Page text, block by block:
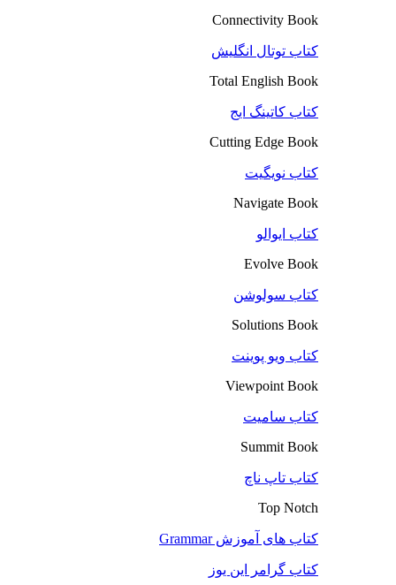
Connectivity Book
کتاب توتال انگلیش
Total English Book
کتاب کاتینگ ایج
Cutting Edge Book
کتاب نویگیت
Navigate Book
کتاب ایوالو
Evolve Book
کتاب سولوشن
Solutions Book
کتاب ویو پوینت
Viewpoint Book
کتاب سامیت
Summit Book
کتاب تاپ ناچ
Top Notch
کتاب های آموزش Grammar
کتاب گرامر این یوز